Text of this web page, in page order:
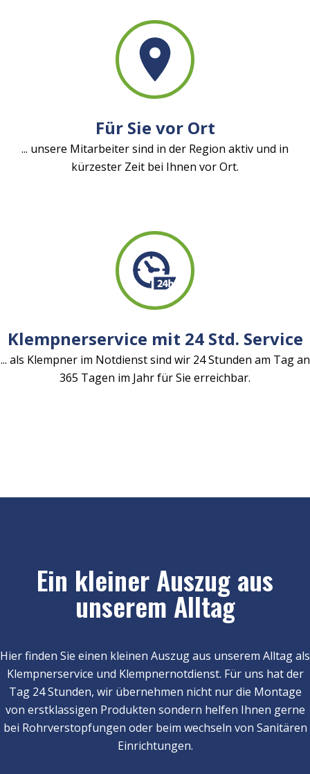
Für Sie vor Ort
... unsere Mitarbeiter sind in der Region aktiv und in
kürzester Zeit bei Ihnen vor Ort.
Klempnerservice mit 24 Std. Service
... als Klempner im Notdienst sind wir 24 Stunden am Tag an
365 Tagen im Jahr für Sie erreichbar.
Ein kleiner Auszug aus
unserem Alltag
Hier finden Sie einen kleinen Auszug aus unserem Alltag als
Klempnerservice und Klempnernotdienst. Für uns hat der
Tag 24 Stunden, wir übernehmen nicht nur die Montage
von erstklassigen Produkten sondern helfen Ihnen gerne
bei Rohrverstopfungen oder beim wechseln von Sanitären
Einrichtungen.